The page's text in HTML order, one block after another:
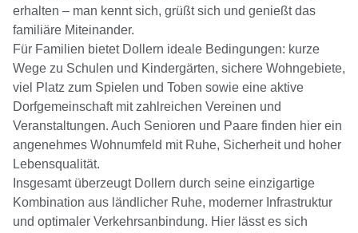
erhalten – man kennt sich, grüßt sich und genießt das
familiäre Miteinander.
Für Familien bietet Dollern ideale Bedingungen: kurze
Wege zu Schulen und Kindergärten, sichere Wohngebiete,
viel Platz zum Spielen und Toben sowie eine aktive
Dorfgemeinschaft mit zahlreichen Vereinen und
Veranstaltungen. Auch Senioren und Paare finden hier ein
angenehmes Wohnumfeld mit Ruhe, Sicherheit und hoher
Lebensqualität.
Insgesamt überzeugt Dollern durch seine einzigartige
Kombination aus ländlicher Ruhe, moderner Infrastruktur
und optimaler Verkehrsanbindung. Hier lässt es sich